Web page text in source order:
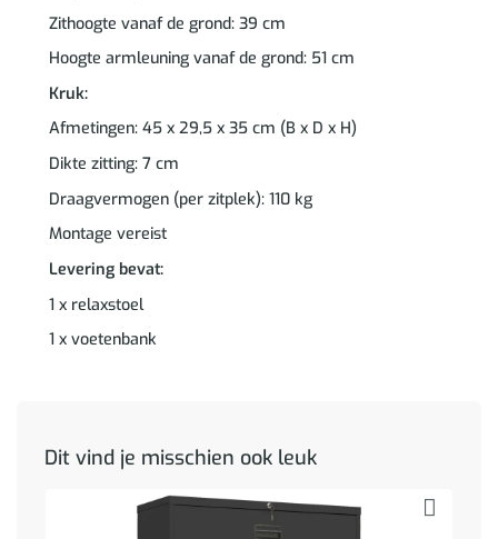
Zithoogte vanaf de grond: 39 cm
Hoogte armleuning vanaf de grond: 51 cm
Kruk:
Afmetingen: 45 x 29,5 x 35 cm (B x D x H)
Dikte zitting: 7 cm
Draagvermogen (per zitplek): 110 kg
Montage vereist
Levering bevat:
1 x relaxstoel
1 x voetenbank
Dit vind je misschien ook leuk